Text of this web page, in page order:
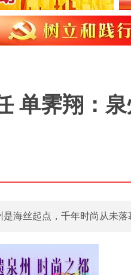
单霁翔：泉
海丝起点，千年时尚从未落